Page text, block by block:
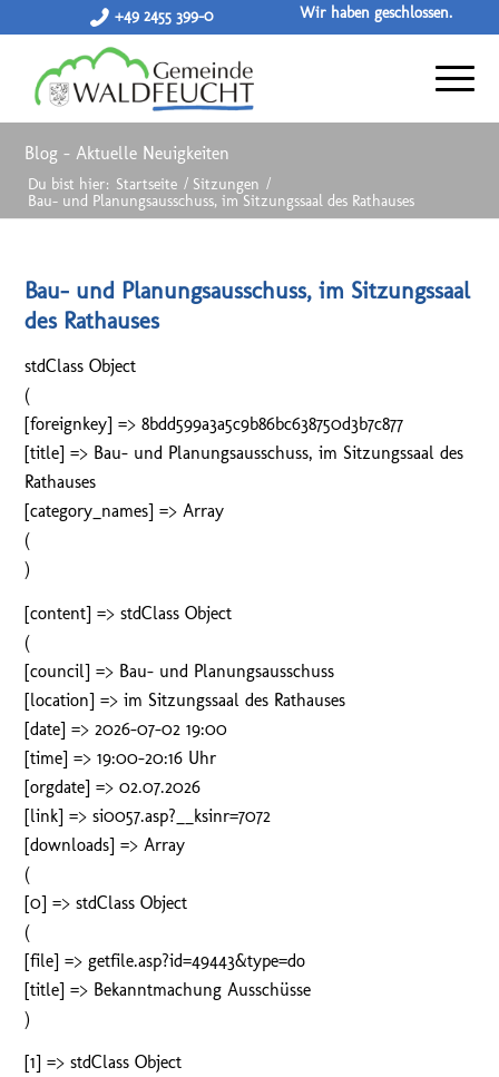
+49 2455 399-0 Wir haben geschlossen.
Blog - Aktuelle Neuigkeiten
Du bist hier: Startseite / Sitzungen /
Bau- und Planungsausschuss, im Sitzungssaal des Rathauses
Bau- und Planungsausschuss, im Sitzungssaal
des Rathauses
stdClass Object
(
[foreignkey] => 8bdd599a3a5c9b86bc638750d3b7c877
[title] => Bau- und Planungsausschuss, im Sitzungssaal des
Rathauses
[category_names] => Array
(
)
[content] => stdClass Object
(
[council] => Bau- und Planungsausschuss
[location] => im Sitzungssaal des Rathauses
[date] => 2026-07-02 19:00
[time] => 19:00-20:16 Uhr
[orgdate] => 02.07.2026
[link] => si0057.asp?__ksinr=7072
[downloads] => Array
(
[0] => stdClass Object
(
[file] => getfile.asp?id=49443&type=do
[title] => Bekanntmachung Ausschüsse
)
[1] => stdClass Object